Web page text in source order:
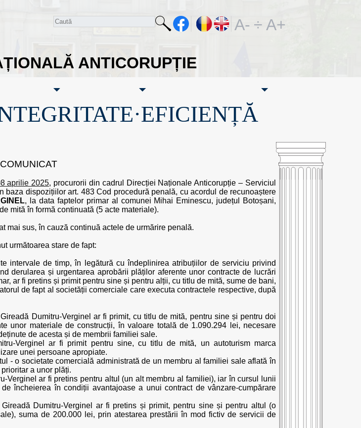
ANTICORUPȚIE
A- ÷ A+
COMUNICAT
aprilie 2025, procurorii din cadrul Direcției Naționale Anticorupție – Serviciul
dispozițiilor art. 483 Cod procedură penală, cu acordul de recunoaștere
, la data faptelor primar al comunei Mihai Eminescu, județul Botoșani,
mită în formă continuată (5 acte materiale).
mai sus, în cauză continuă actele de urmărire penală.
următoarea stare de fapt:
intervale de timp, în legătură cu îndeplinirea atribuțiilor de serviciu privind
derularea și urgentarea aprobării plăților aferente unor contracte de lucrări
ar fi pretins și primit pentru sine și pentru alții, cu titlu de mită, sume de bani,
de fapt al societății comerciale care executa contractele respective, după
Dumitru-Verginel ar fi primit, cu titlu de mită, pentru sine și pentru doi
unor materiale de construcții, în valoare totală de 1.090.294 lei, necesare
de acesta și de membrii familiei sale.
Verginel ar fi primit pentru sine, cu titlu de mită, un autoturism marca
unei persoane apropiate.
- o societate comercială administrată de un membru al familiei sale aflată în
a unor plăți.
Verginel ar fi pretins pentru altul (un alt membru al familiei), iar în cursul lunii
încheierea în condiții avantajoase a unui contract de vânzare-cumpărare
Dumitru-Verginel ar fi pretins și primit, pentru sine și pentru altul (o
suma de 200.000 lei, prin atestarea prestării în mod fictiv de servicii de